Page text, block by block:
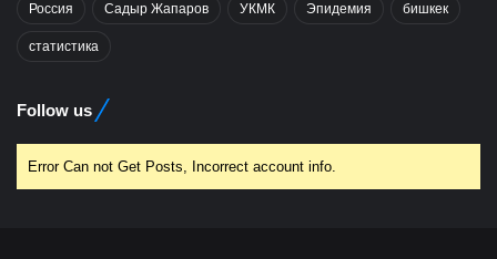
Россия Садыр Жапаров УКМК Эпидемия бишкек
статистика
Follow us
Error Can not Get Posts, Incorrect account info.